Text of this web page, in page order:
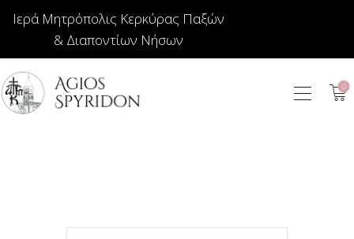
Ιερά Μητρόπολις Κερκύρας Παξών
& Διαποντίων Νήσων
0
ΙΕΡΑΤΙΚΑ